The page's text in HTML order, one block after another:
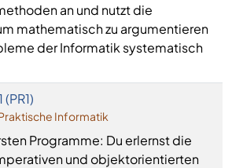
an und nutzt die
mathematisch zu argumentieren
der Informatik systematisch
Informatik
Programme: Du erlernst die
und objektorientierten